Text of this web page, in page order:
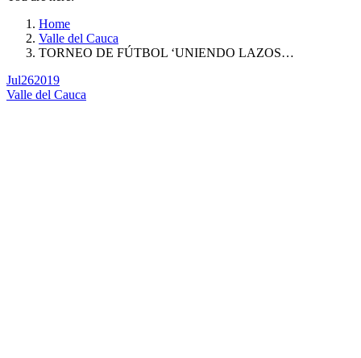
Home
Valle del Cauca
TORNEO DE FÚTBOL ‘UNIENDO LAZOS…
Jul262019
Valle del Cauca